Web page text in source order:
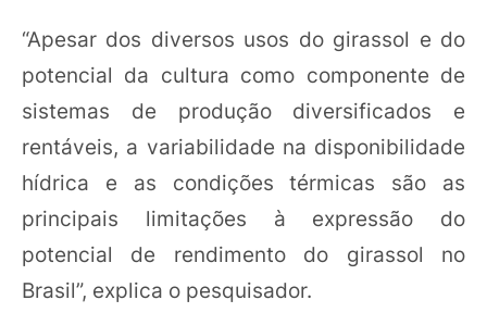
“Apesar dos diversos usos do girassol e do
potencial da cultura como componente de
sistemas de produção diversificados e
rentáveis, a variabilidade na disponibilidade
hídrica e as condições térmicas são as
principais limitações à expressão do
potencial de rendimento do girassol no
Brasil”, explica o pesquisador.